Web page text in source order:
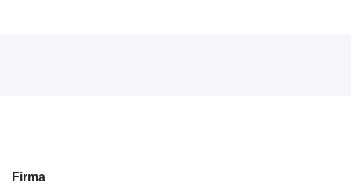
Firma